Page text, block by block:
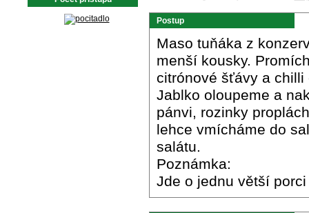
Postup
Maso tuňáka z
menší kousky.
citrónové šťávy a
Jablko oloupeme a
pánvi, rozinky
lehce vmícháme do
salátu.
Poznámka:
Jde o jednu větší